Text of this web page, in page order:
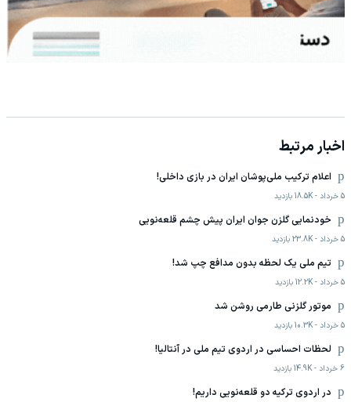
اخبار مرتبط
اعلام ترکیب ملی‌پوشان ایران در بازی داخلی!
5 خرداد -
18.5K بازدید
خودنمایی گلزن جوان ایران پیش چشم قلعه‌نویی
5 خرداد -
23.8K بازدید
تیم ملی یک لحظه بدون مدافع چپ شد!
5 خرداد -
12.2K بازدید
موتور گلزنی طارمی روشن شد
5 خرداد -
10.3K بازدید
لحظات احساسی در اردوی تیم ملی در آنتالیا!
6 خرداد -
14.9K بازدید
در اردوی ترکیه دو قلعه‌نویی داریم!